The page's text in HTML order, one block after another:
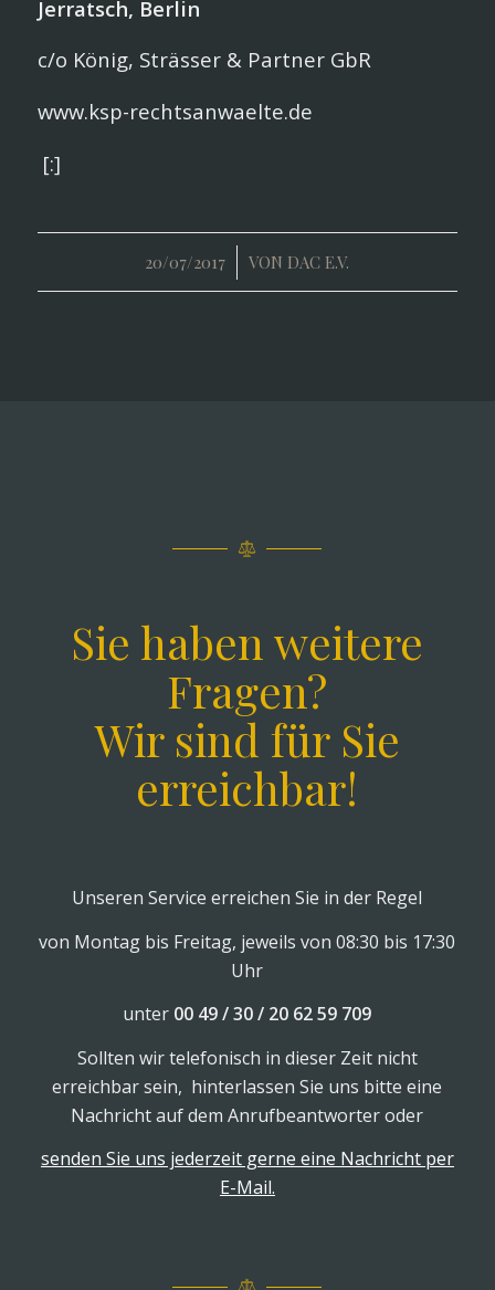
Jerratsch, Berlin
c/o König, Strässer & Partner GbR
www.ksp-rechtsanwaelte.de
[:]
20/07/2017
/ VON DAC E.V.
Sie haben weitere
Fragen?
Wir sind für Sie
erreichbar!
Unseren Service erreichen Sie in der Regel
von Montag bis Freitag, jeweils von 08:30 bis 17:30
Uhr
unter 00 49 / 30 / 20 62 59 709
Sollten wir telefonisch in dieser Zeit nicht
erreichbar sein, hinterlassen Sie uns bitte eine
Nachricht auf dem Anrufbeantworter oder
senden Sie uns jederzeit gerne eine Nachricht per
E-Mail.